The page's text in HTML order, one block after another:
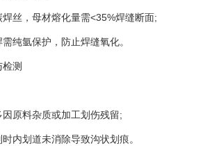
丝，母材熔化量需<35%焊缝断面;
纯氩保护，防止焊缝氧化。
测
原料杂质或加工划伤残留;
内划道未消除导致沟状划痕。